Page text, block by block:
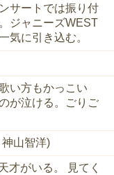
サートでは振り付
ジャニーズWEST
気に引き込む。
い方もかっこい
が泣ける。ごりご
山智洋)
才がいる。 見てく